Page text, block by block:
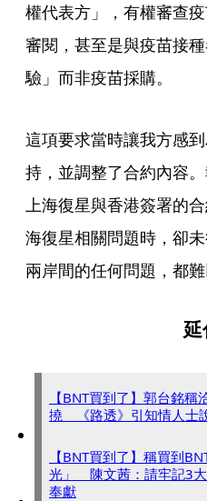
權代表方」，有權審查
審閱，甚至是與疫苗接
驗」而非疫苗採購。
這項要求當時讓我方感
持，並調整了合約內容
上海復星與香港簽署的
海復星相關問題時，卻
兩岸間的任何問題，都
【BNT買到了】郭台銘稱
撓 《路透》引知情人士
【BNT買到了】稱買到
光」 陳文茜：請牢記3
奉獻